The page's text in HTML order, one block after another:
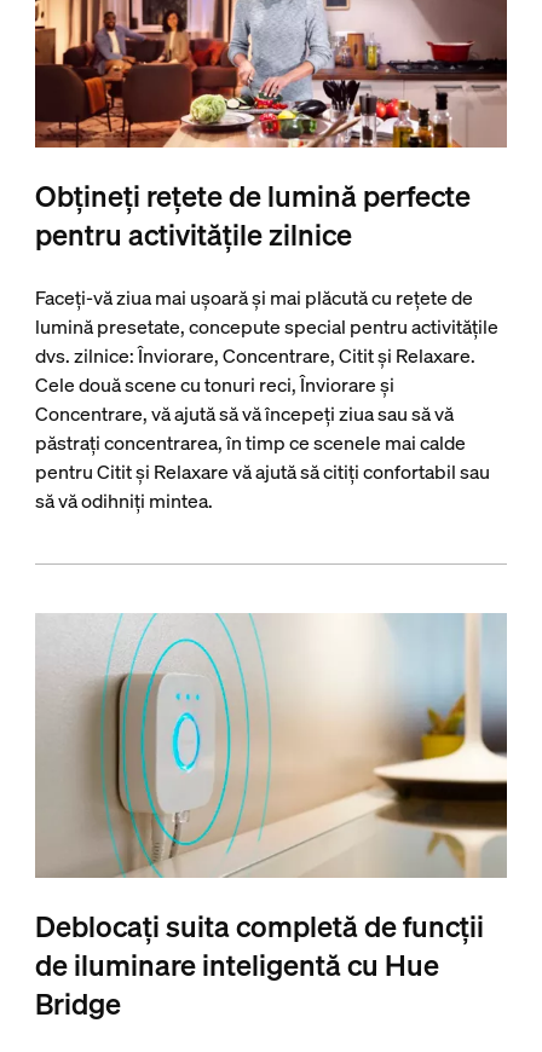
Obțineți rețete de lumină perfecte
pentru activitățile zilnice
Faceți-vă ziua mai ușoară și mai plăcută cu rețete de
lumină presetate, concepute special pentru activitățile
dvs. zilnice: Înviorare, Concentrare, Citit și Relaxare.
Cele două scene cu tonuri reci, Înviorare și
Concentrare, vă ajută să vă începeți ziua sau să vă
păstrați concentrarea, în timp ce scenele mai calde
pentru Citit și Relaxare vă ajută să citiți confortabil sau
să vă odihniți mintea.
Deblocați suita completă de funcții
de iluminare inteligentă cu Hue
Bridge